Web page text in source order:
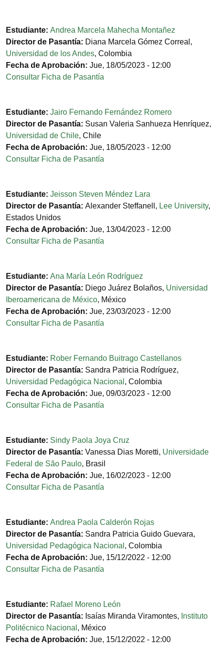
Estudiante: Andrea Marcela Mahecha Montañez
Director de Pasantía: Diana Marcela Gómez Correal ,
Universidad de los Andes, Colombia
Fecha de Aprobación: Jue, 18/05/2023 - 12:00
Consultar Ficha de Pasantía
Estudiante: Jairo Fernando Fernández Romero
Director de Pasantía: Susan Valeria Sanhueza Henríquez,
Universidad de Chile, Chile
Fecha de Aprobación: Jue, 18/05/2023 - 12:00
Consultar Ficha de Pasantía
Estudiante: Jeisson Steven Méndez Lara
Director de Pasantía: Alexander Steffanell , Lee University,
Estados Unidos
Fecha de Aprobación: Jue, 13/04/2023 - 12:00
Consultar Ficha de Pasantía
Estudiante: Ana María León Rodríguez
Director de Pasantía: Diego Juárez Bolaños, Universidad
Iberoamericana de México, México
Fecha de Aprobación: Jue, 23/03/2023 - 12:00
Consultar Ficha de Pasantía
Estudiante: Rober Fernando Buitrago Castellanos
Director de Pasantía: Sandra Patricia Rodríguez,
Universidad Pedagógica Nacional , Colombia
Fecha de Aprobación: Jue, 09/03/2023 - 12:00
Consultar Ficha de Pasantía
Estudiante: Sindy Paola Joya Cruz
Director de Pasantía: Vanessa Dias Moretti, Universidade
Federal de São Paulo, Brasil
Fecha de Aprobación: Jue, 16/02/2023 - 12:00
Consultar Ficha de Pasantía
Estudiante: Andrea Paola Calderón Rojas
Director de Pasantía: Sandra Patricia Guido Guevara,
Universidad Pedagógica Nacional , Colombia
Fecha de Aprobación: Jue, 15/12/2022 - 12:00
Consultar Ficha de Pasantía
Estudiante: Rafael Moreno León
Director de Pasantía: Isaías Miranda Viramontes, Instituto
Politécnico Nacional , México
Fecha de Aprobación: Jue, 15/12/2022 - 12:00